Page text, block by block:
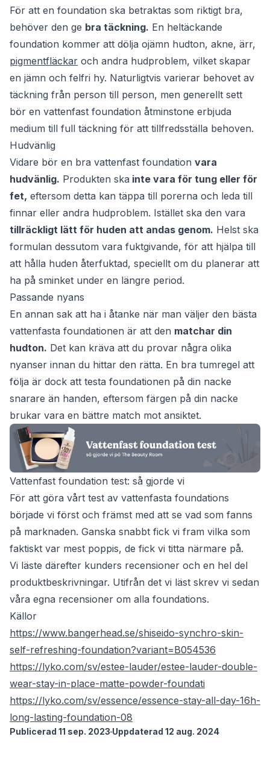
För att en foundation ska betraktas som riktigt bra,
behöver den ge bra täckning. En heltäckande
foundation kommer att dölja ojämn hudton, akne, ärr,
pigmentfläckar och andra hudproblem, vilket skapar
en jämn och felfri hy. Naturligtvis varierar behovet av
täckning från person till person, men generellt sett
bör en vattenfast foundation åtminstone erbjuda
medium till full täckning för att tillfredsställa behoven.
Hudvänlig
Vidare bör en bra vattenfast foundation vara
hudvänlig. Produkten ska inte vara för tung eller för
fet, eftersom detta kan täppa till porerna och leda till
finnar eller andra hudproblem. Istället ska den vara
tillräckligt lätt för huden att andas genom. Helst ska
formulan dessutom vara fuktgivande, för att hjälpa till
att hålla huden återfuktad, speciellt om du planerar att
ha på sminket under en längre period.
Passande nyans
En annan sak att ha i åtanke när man väljer den bästa
vattenfasta foundationen är att den matchar din
hudton. Det kan kräva att du provar några olika
nyanser innan du hittar den rätta. En bra tumregel att
följa är dock att testa foundationen på din nacke
snarare än handen, eftersom färgen på din nacke
brukar vara en bättre match mot ansiktet.
Vattenfast foundation test: så gjorde vi
För att göra vårt test av vattenfasta foundations
började vi först och främst med att se vad som fanns
på marknaden. Ganska snabbt fick vi fram vilka som
faktiskt var mest poppis, de fick vi titta närmare på.
Vi läste därefter kunders recensioner och en hel del
produktbeskrivningar. Utifrån det vi läst skrev vi sedan
våra egna recensioner om alla foundations.
Källor
https://www.bangerhead.se/shiseido-synchro-skin-
self-refreshing-foundation?variant=B054536
https://lyko.com/sv/estee-lauder/estee-lauder-double-
wear-stay-in-place-matte-powder-foundati
https://lyko.com/sv/essence/essence-stay-all-day-16h-
long-lasting-foundation-08
Publicerad 11 sep. 2023 Uppdaterad 12 aug. 2024